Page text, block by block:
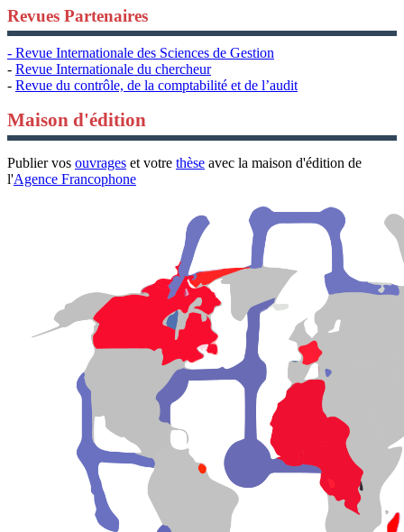
Revues Partenaires
- Revue Internationale des Sciences de Gestion
- Revue Internationale du chercheur
- Revue du contrôle, de la comptabilité et de l’audit
Maison d'édition
Publier vos ouvrages et votre thèse avec la maison d'édition de
l'Agence Francophone